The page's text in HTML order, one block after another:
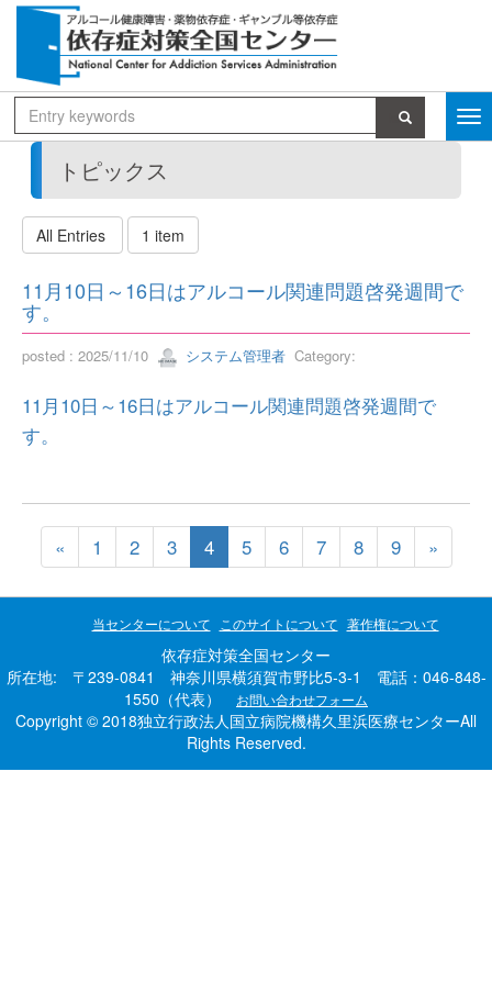
トピックス
All Entries 1 item
11月10日～16日はアルコール関連問題啓発週間で
す。
posted : 2025/11/10 システム管理者 Category:
11月10日～16日はアルコール関連問題啓発週間で
す。
« 1 2 3 4 5 6 7 8 9 »
当センターについて このサイトについて 著作権について
依存症対策全国センター
所在地: 〒239-0841 神奈川県横須賀市野比5-3-1 電話：046-848-
1550（代表）
お問い合わせフォーム
Copyright © 2018独立行政法人国立病院機構久里浜医療センターAll
Rights Reserved.